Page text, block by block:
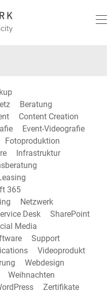
Beratung
Content Creation
Event-Videografie
Fotoproduktion
Infrastruktur
365
Netzwerk
Desk
SharePoint
Media
Support
Videoprodukt
Webdesign
Weihnachten
Zertifikate